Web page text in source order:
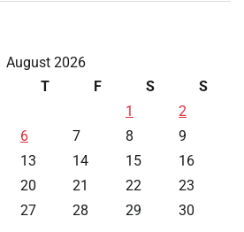
August 2026
T F S
S
1
2
6 7 8
9
13 14 15
16
20 21 22
23
27 28 29
30